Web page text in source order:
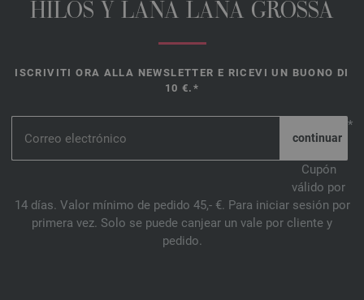
HILOS Y LANA LANA GROSSA
ISCRIVITI ORA ALLA NEWSLETTER E RICEVI UN BUONO DI
10 €.*
*
Cupón
válido por
14 días. Valor mínimo de pedido 45,- €. Para iniciar sesión por
primera vez. Solo se puede canjear un vale por cliente y
pedido.